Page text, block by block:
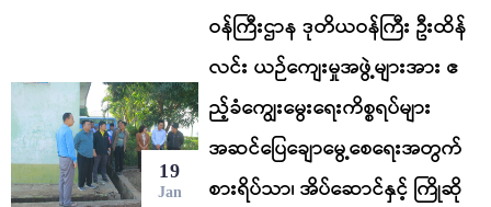
19
Jan
ဝန်ကြီးဌာန ဒုတိယဝန်ကြီး ဦးထိန်
လင်း ယဉ်ကျေးမှုအဖွဲ့များအား ဧ
ည့်ခံကျွေးမွေးရေးကိစ္စရပ်များ
အဆင်ပြေချောမွေ့စေရေးအတွက်
စားရိပ်သာ၊ အိပ်ဆောင်နှင့် ကြိုဆို